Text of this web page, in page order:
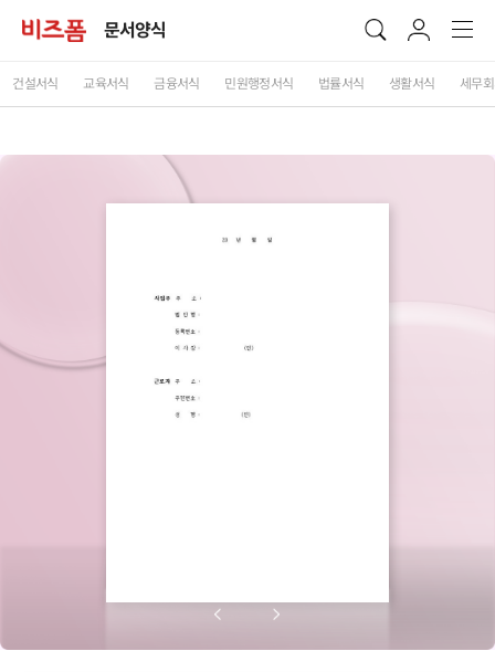
문서양식
건설서식 교육서식 금융서식 민원행정서식 법률서식 생활서식 세무